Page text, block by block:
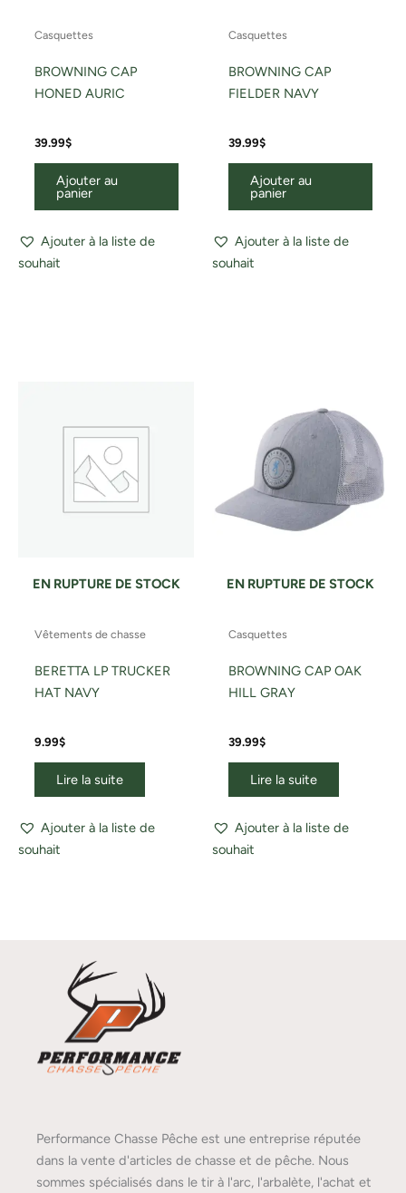
Casquettes
BROWNING CAP
HONED AURIC
39.99$
Ajouter au
panier
Ajouter à la liste de
souhait
Casquettes
BROWNING CAP
FIELDER NAVY
39.99$
Ajouter au
panier
Ajouter à la liste de
souhait
EN RUPTURE DE STOCK
Vêtements de chasse
BERETTA LP TRUCKER
HAT NAVY
9.99$
Lire la suite
Ajouter à la liste de
souhait
EN RUPTURE DE STOCK
Casquettes
BROWNING CAP OAK
HILL GRAY
39.99$
Lire la suite
Ajouter à la liste de
souhait
Performance Chasse Pêche est une entreprise réputée
dans la vente d'articles de chasse et de pêche. Nous
sommes spécialisés dans le tir à l'arc, l'arbalète, l'achat et